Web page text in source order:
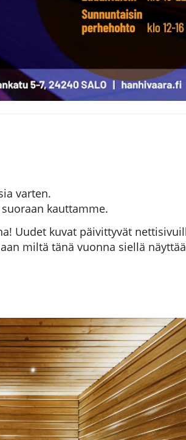
varten.
kauttamme.
Uudet kuvat päivittyvät
miltä tänä vuonna siellä